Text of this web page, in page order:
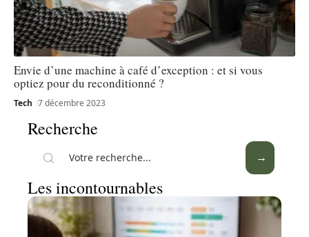
Envie d’une machine à café d’exception : et si vous
optiez pour du reconditionné ?
Tech 7 décembre 2023
Recherche
Les incontournables